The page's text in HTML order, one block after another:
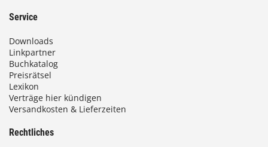
€
Service
Downloads
Linkpartner
Buchkatalog
Preisrätsel
Lexikon
Verträge hier kündigen
Versandkosten & Lieferzeiten
Rechtliches